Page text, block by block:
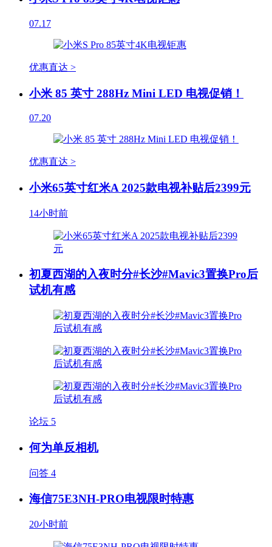
07.17
优惠直达 >
小米 85 英寸 288Hz Mini LED 电视促销！
07.20
优惠直达 >
小米65英寸红米A 2025款电视补贴后2399元
14小时前
初夏西湖的入夜时分#长沙#Mavic3置换Pro后
试机有感
论坛 5
何为单反相机
问答 4
海信75E3NH-PRO电视限时特惠
20小时前